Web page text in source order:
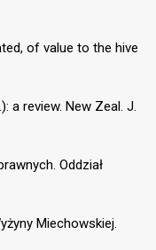
of value to the hive
a review. New Zeal. J.
Oddział
Miechowskiej.